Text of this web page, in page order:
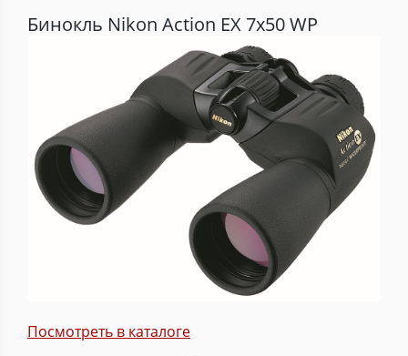
Бинокль Nikon Action EX 7x50 WP
Посмотреть в каталоге